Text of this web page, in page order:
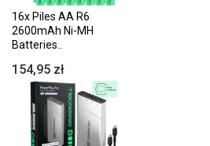
16x Piles AA R6
2600mAh Ni-MH
Batteries..
154,95 zł